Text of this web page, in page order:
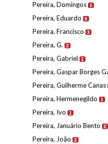
Pereira, Domingos 1
Pereira, Eduardo 6
Pereira, Francisco 3
Pereira, G. 2
Pereira, Gabriel 1
Pereira, Gaspar Borges
Pereira, Guilherme Canas
Pereira, Hermenegildo 1
Pereira, Ivo 1
Pereira, Januário Bento 2
Pereira, João 2